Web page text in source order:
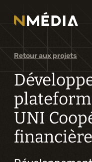
Services
Services
Analyse et
Expérience
Retour aux projets
UNI
financière